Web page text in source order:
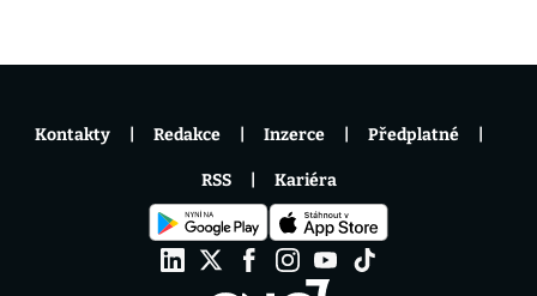
Kontakty Redakce Inzerce Předplatné
RSS Kariéra